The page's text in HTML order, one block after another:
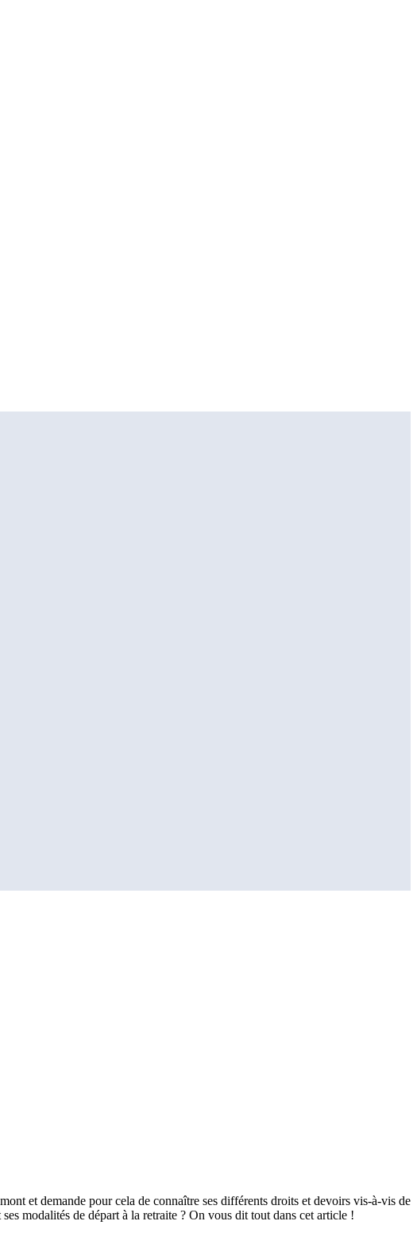
et demande pour cela de connaître ses différents droits et devoirs vis-à-vis de
modalités de départ à la retraite ? On vous dit tout dans cet article !